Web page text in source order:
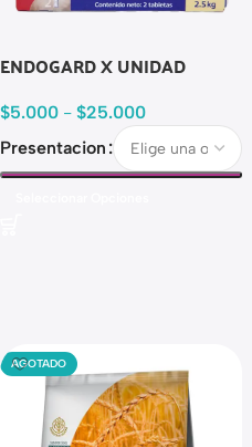
ENDOGARD X UNIDAD
$5.000 - $25.000
Presentacion
AGOTADO